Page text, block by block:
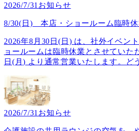
2026/7/31 お知らせ
8/30(日) 本店・ショールーム臨時
2026年8月30日(日) は、社外イベン
ョールームは臨時休業とさせていた
日(月) より通常営業いたします。ど
2026/7/31 お知らせ